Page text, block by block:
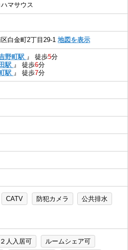
マサウス
白金町2丁目29-1 地図を表示
野町駅 』 徒歩5分
駅 』 徒歩6分
駅 』 徒歩7分
CATV 防犯カメラ
公共排水
２人入居可
ルームシェア可